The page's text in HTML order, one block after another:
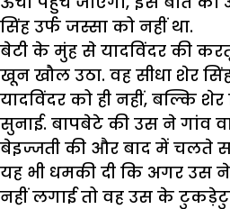
सिंह उर्फ जस्सा को नहीं था.
बेटी के मुंह से यादविंदर की
खून खौल उठा. वह सीधा शेर
यादविंदर को ही नहीं, बल्कि
सुनाई. बापबेटे की उस ने गांव
बेइज्जती की और बाद में चलते
यह भी धमकी दी कि अगर उस
नहीं लगाई तो वह उस के